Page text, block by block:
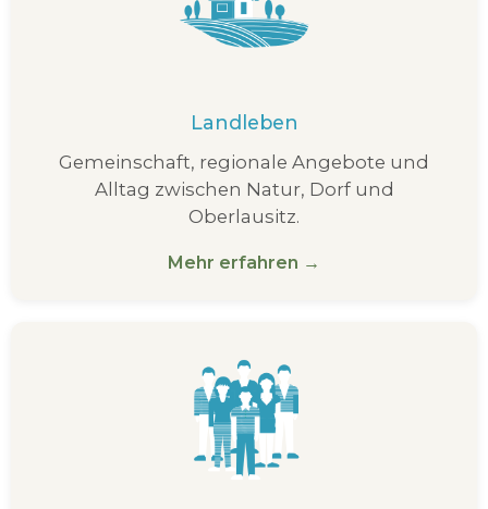
Landleben
Gemeinschaft, regionale Angebote und
Alltag zwischen Natur, Dorf und
Oberlausitz.
Mehr erfahren →